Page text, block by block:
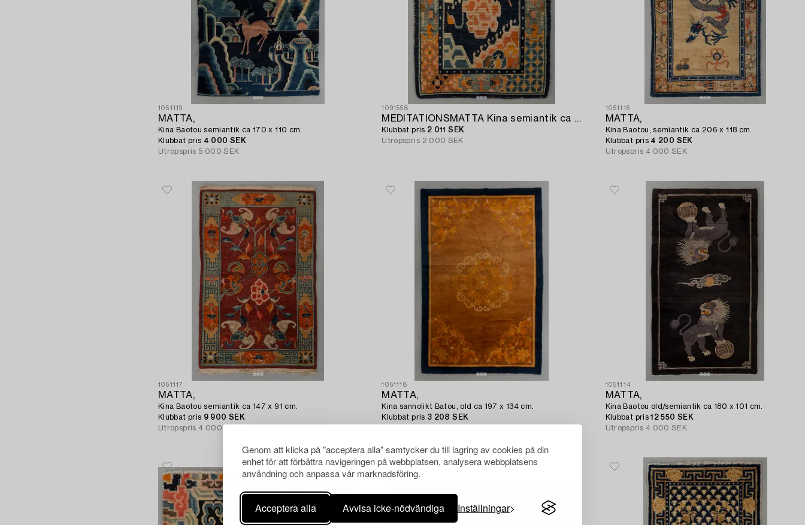
Genom att klicka på "acceptera alla" samtycker du till lagring av cookies på din
enhet för att förbättra navigeringen på webbplatsen, analysera webbplatsens
användning och anpassa vår marknadsföring.
Acceptera alla Avvisa icke-nödvändiga Inställningar
1051119
MATTA,
Kina Baotou semiantik ca 170 x 110 cm.
Klubbat pris 4 000 SEK
Utropspris 5 000 SEK
1091558
MEDITATIONSMATTA Kina semiantik ca 73 x 54 cm.
Klubbat pris 2 011 SEK
Utropspris 2 000 SEK
1051116
MATTA,
Kina Baotou, semiantik ca 206 x 118 cm.
Klubbat pris 4 200 SEK
Utropspris 4 000 SEK
1051117
MATTA,
Kina Baotou semiantik ca 147 x 91 cm.
Klubbat pris 9 900 SEK
Utropspris 4 000 SEK
1051118
MATTA,
Kina sannolikt Batou, old ca 197 x 134 cm.
Klubbat pris 3 208 SEK
1051114
MATTA,
Kina Baotou old/semiantik ca 180 x 101 cm.
Klubbat pris12 550 SEK
Utropspris 4 000 SEK